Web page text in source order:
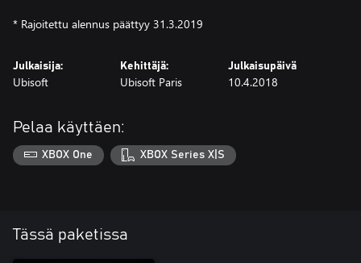
* Rajoitettu alennus päättyy 31.3.2019
Julkaisija:
Ubisoft
Kehittäjä:
Ubisoft Paris
Julkaisupäivä
10.4.2018
Pelaa käyttäen:
XBOX One XBOX Series X|S
Tässä paketissa